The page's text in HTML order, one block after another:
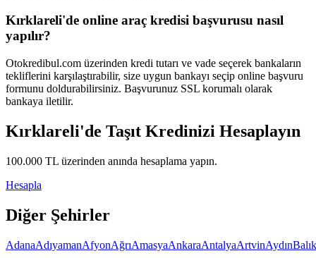
Kırklareli'de online araç kredisi başvurusu nasıl
yapılır?
Otokredibul.com üzerinden kredi tutarı ve vade seçerek bankaların
tekliflerini karşılaştırabilir, size uygun bankayı seçip online başvuru
formunu doldurabilirsiniz. Başvurunuz SSL korumalı olarak
bankaya iletilir.
Kırklareli'de Taşıt Kredinizi Hesaplayın
100.000 TL üzerinden anında hesaplama yapın.
Hesapla
Diğer Şehirler
AdanaAdıyamanAfyonAğrıAmasyaAnkaraAntalyaArtvinAydın